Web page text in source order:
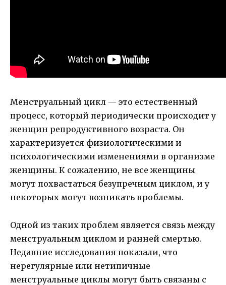
Менструальный цикл — это естественный
процесс, который периодически происходит у
женщин репродуктивного возраста. Он
характеризуется физиологическими и
психологическими изменениями в организме
женщины. К сожалению, не все женщины
могут похвастаться безупречным циклом, и у
некоторых могут возникать проблемы.
Одной из таких проблем является связь между
менструальным циклом и ранней смертью.
Недавние исследования показали, что
нерегулярные или нетипичные
менструальные циклы могут быть связаны с